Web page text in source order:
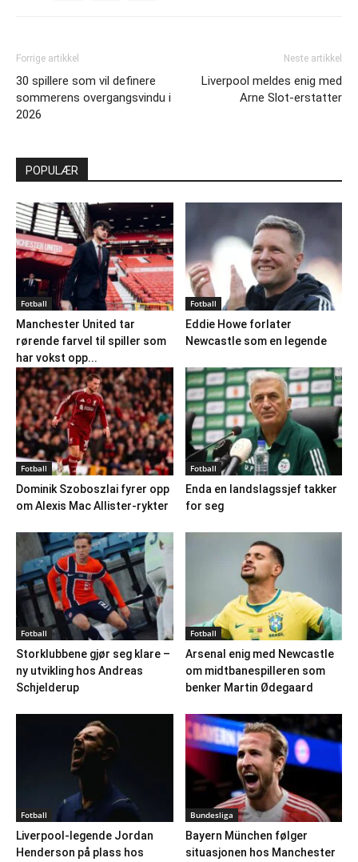
Forrige artikkel
30 spillere som vil definere
sommerens overgangsvindu i
2026
Neste artikkel
Liverpool meldes enig med
Arne Slot-erstatter
POPULÆR
Fotball
Manchester United tar
rørende farvel til spiller som
har vokst opp...
Fotball
Eddie Howe forlater
Newcastle som en legende
Fotball
Dominik Szoboszlai fyrer opp
om Alexis Mac Allister-rykter
Fotball
Enda en landslagssjef takker
for seg
Fotball
Storklubbene gjør seg klare –
ny utvikling hos Andreas
Schjelderup
Fotball
Arsenal enig med Newcastle
om midtbanespilleren som
benker Martin Ødegaard
Fotball
Liverpool-legende Jordan
Henderson på plass hos
Bundesliga
Bayern München følger
situasjonen hos Manchester